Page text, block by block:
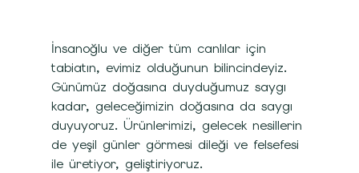
İnsanoğlu ve diğer tüm canlılar için
tabiatın, evimiz olduğunun bilincindeyiz.
Günümüz doğasına duyduğumuz saygı
kadar, geleceğimizin doğasına da saygı
duyuyoruz. Ürünlerimizi, gelecek nesillerin
de yeşil günler görmesi dileği ve felsefesi
ile üretiyor, geliştiriyoruz.